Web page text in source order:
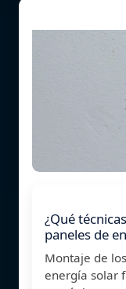
¿Qué
paneles de
Montaje de
energía solar